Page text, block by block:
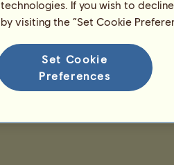
technologies. If you wish to
by visiting the “Set Cookie
Set Cookie
Preferences